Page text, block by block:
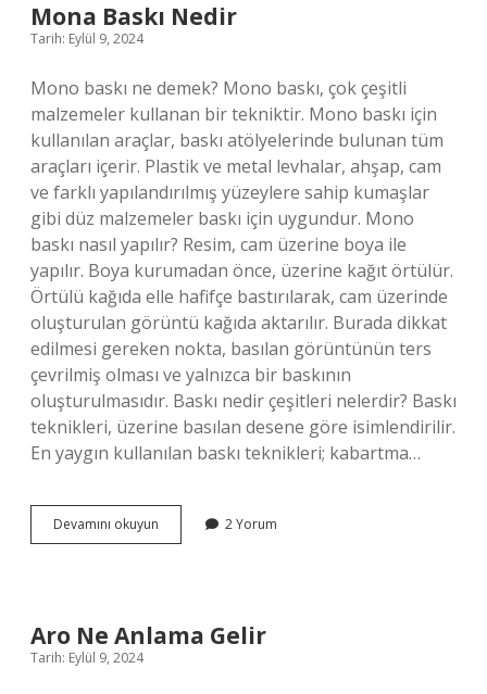
Mona Baskı Nedir
Tarih: Eylül 9, 2024
Mono baskı ne demek? Mono baskı, çok çeşitli
malzemeler kullanan bir tekniktir. Mono baskı için
kullanılan araçlar, baskı atölyelerinde bulunan tüm
araçları içerir. Plastik ve metal levhalar, ahşap, cam
ve farklı yapılandırılmış yüzeylere sahip kumaşlar
gibi düz malzemeler baskı için uygundur. Mono
baskı nasıl yapılır? Resim, cam üzerine boya ile
yapılır. Boya kurumadan önce, üzerine kağıt örtülür.
Örtülü kağıda elle hafifçe bastırılarak, cam üzerinde
oluşturulan görüntü kağıda aktarılır. Burada dikkat
edilmesi gereken nokta, basılan görüntünün ters
çevrilmiş olması ve yalnızca bir baskının
oluşturulmasıdır. Baskı nedir çeşitleri nelerdir? Baskı
teknikleri, üzerine basılan desene göre isimlendirilir.
En yaygın kullanılan baskı teknikleri; kabartma…
Devamını okuyun
Baskı
2 Yorum
Aro Ne Anlama Gelir
Tarih: Eylül 9, 2024